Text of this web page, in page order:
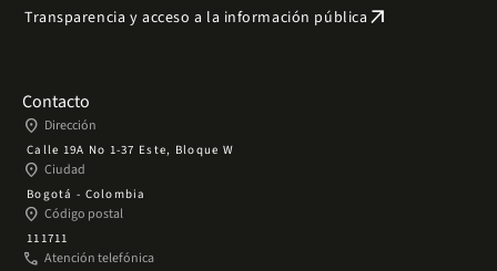
Transparencia y acceso a la información pública arrow_outward
Contacto
place Dirección
Calle 19A No 1-37 Este, Bloque W
place Ciudad
Bogotá - Colombia
place Código postal
111711
phone Atención telefónica